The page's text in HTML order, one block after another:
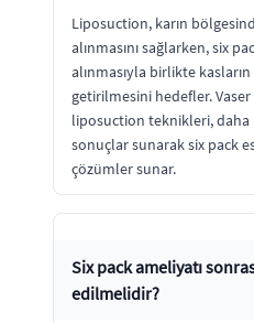
Liposuction, karın
alınmasını sağlarken, six
alınmasıyla birlikte
getirilmesini hedefler.
liposuction teknikleri, daha
sonuçlar sunarak six pack
çözümler sunar.
Six pack ameliyatı
edilmelidir?